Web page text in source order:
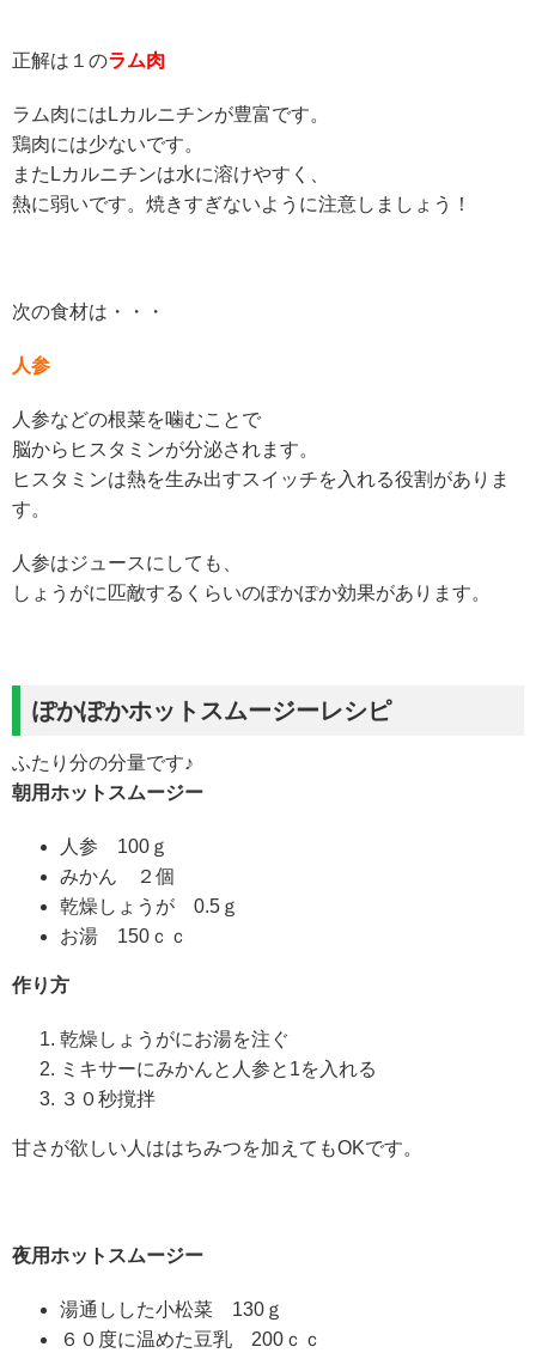
正解は１のラム肉
ラム肉にはLカルニチンが豊富です。
鶏肉には少ないです。
またLカルニチンは水に溶けやすく、
熱に弱いです。焼きすぎないように注意しましょう！
次の食材は・・・
人参
人参などの根菜を噛むことで
脳からヒスタミンが分泌されます。
ヒスタミンは熱を生み出すスイッチを入れる役割がありま
す。
人参はジュースにしても、
しょうがに匹敵するくらいのぽかぽか効果があります。
ぽかぽかホットスムージーレシピ
ふたり分の分量です♪
朝用ホットスムージー
人参 100ｇ
みかん ２個
乾燥しょうが 0.5ｇ
お湯 150ｃｃ
作り方
乾燥しょうがにお湯を注ぐ
ミキサーにみかんと人参と1を入れる
３０秒撹拌
甘さが欲しい人ははちみつを加えてもOKです。
夜用ホットスムージー
湯通しした小松菜 130ｇ
６０度に温めた豆乳 200ｃｃ